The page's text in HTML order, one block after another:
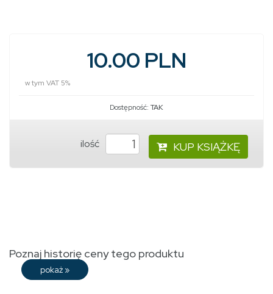
10.00 PLN
w tym VAT 5%
Dostępność: TAK
ilość KUP KSIĄŻKĘ
Poznaj historię ceny tego produktu
pokaż »